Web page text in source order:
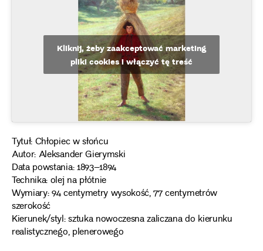
Kliknij, żeby zaakceptować marketing
pliki cookies i włączyć tę treść
Tytuł: Chłopiec w słońcu
Autor: Aleksander Gierymski
Data powstania: 1893–1894
Technika: olej na płótnie
Wymiary: 94 centymetry wysokość, 77 centymetrów
szerokość
Kierunek/styl: sztuka nowoczesna zaliczana do kierunku
realistycznego, plenerowego